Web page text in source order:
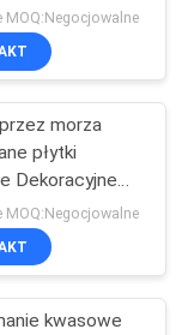
Tapiceria Stolik
MOQ:Negocjowalne
morza
płytki
Dekoracyjne
Finish
MOQ:Negocjowalne
kwasowe